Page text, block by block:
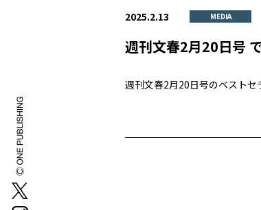
2025.2.13 MEDIA
週刊文春2月20日号
週刊文春2月20日号のベスト